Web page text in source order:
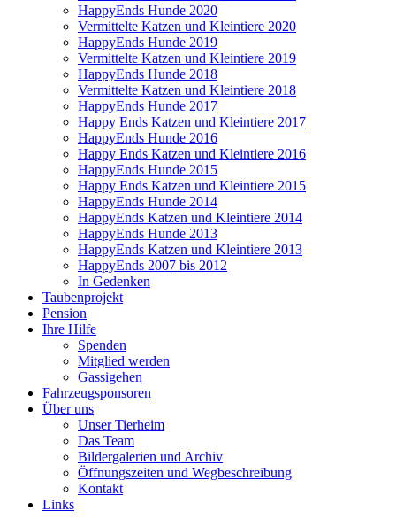
HappyEnds Hunde 2020
Vermittelte Katzen und Kleintiere 2020
HappyEnds Hunde 2019
Vermittelte Katzen und Kleintiere 2019
HappyEnds Hunde 2018
Vermittelte Katzen und Kleintiere 2018
HappyEnds Hunde 2017
Happy Ends Katzen und Kleintiere 2017
HappyEnds Hunde 2016
Happy Ends Katzen und Kleintiere 2016
HappyEnds Hunde 2015
Happy Ends Katzen und Kleintiere 2015
HappyEnds Hunde 2014
HappyEnds Katzen und Kleintiere 2014
HappyEnds Hunde 2013
HappyEnds Katzen und Kleintiere 2013
HappyEnds 2007 bis 2012
In Gedenken
Taubenprojekt
Pension
Ihre Hilfe
Spenden
Mitglied werden
Gassigehen
Fahrzeugsponsoren
Über uns
Unser Tierheim
Das Team
Bildergalerien und Archiv
Öffnungszeiten und Wegbeschreibung
Kontakt
Links